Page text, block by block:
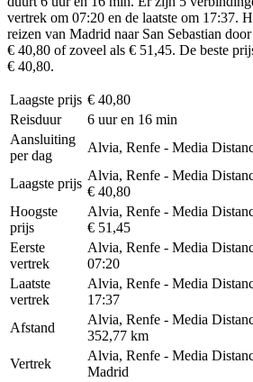
vertrek om 07:20 en de laatste om 17:37.
reizen van Madrid naar San Sebastian
€ 40,80 of zoveel als € 51,45. De beste
€ 40,80.
Laagste prijs € 40,80
Reisduur
6 uur en 16 min
Aansluiting
per dag
Alvia, Renfe - Media
Laagste prijs
Alvia, Renfe - Media
€ 40,80
Hoogste
prijs
Alvia, Renfe - Media
€ 51,45
Eerste
vertrek
Alvia, Renfe - Media
07:20
Laatste
vertrek
Alvia, Renfe - Media
17:37
Afstand
Alvia, Renfe - Media
352,77 km
Vertrek
Alvia, Renfe - Media
Madrid